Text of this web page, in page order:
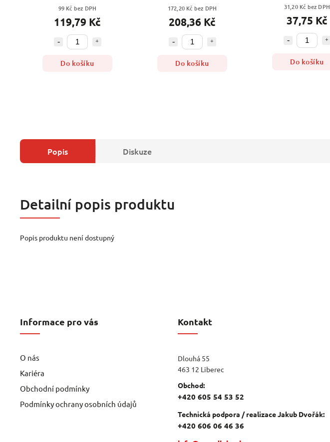
99 Kč bez DPH
119,79 Kč
Do košíku
172,20 Kč bez DPH
208,36 Kč
Do košíku
31,20 Kč bez DPH
37,75 Kč
Do košíku
Popis Diskuze
Detailní popis produktu
Popis produktu není dostupný
Informace pro vás
O nás
Kariéra
Obchodní podmínky
Podmínky ochrany osobních údajů
Kontakt
Dlouhá 55
463 12 Liberec
Obchod:
+420 605 54 53 52
Technická podpora / realizace Jakub Dvořák:
+420 606 06 46 36